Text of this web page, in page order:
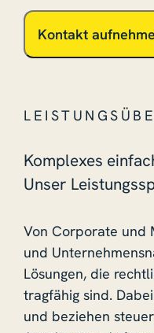
Kontakt
Komplexes
Unser
Von Corporate und
und
Lösungen, die
tragfähig sind.
und beziehen